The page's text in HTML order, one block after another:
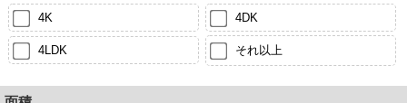
4K 4DK
4LDK それ以上